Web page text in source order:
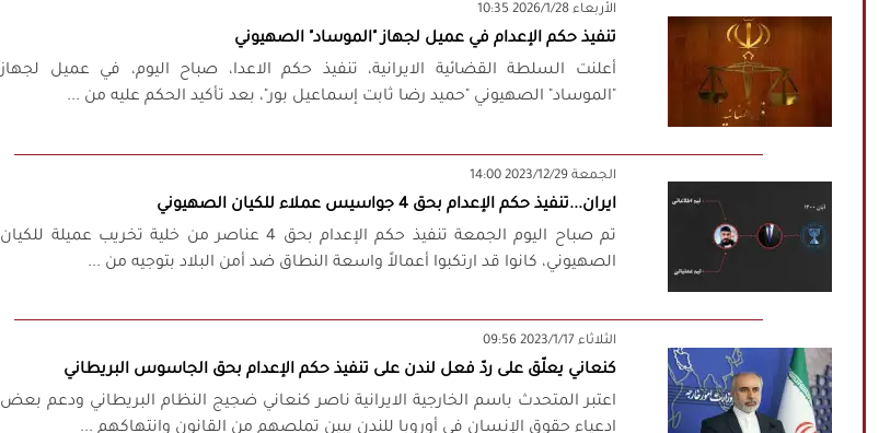
‫‫الأربعاء‬‬ 2026/1/28 10:35
تنفيذ حكم الإعدام في عميل لجهاز "الموساد" الصهيوني
أعلنت السلطة القضائية الايرانية، تنفيذ حكم الاعدا، صباح اليوم، في عميل لجهاز
"الموساد" الصهيوني "حميد رضا ثابت إسماعيل بور"، بعد تأكيد الحكم عليه من ...
‫‫الجمعة‬‬ 2023/12/29 14:00
ايران...تنفيذ حكم الإعدام بحق 4 جواسيس عملاء للكيان الصهيوني
تم صباح اليوم الجمعة تنفيذ حكم الإعدام بحق 4 عناصر من خلية تخريب عميلة للكيان
الصهيوني، كانوا قد ارتكبوا أعمالاً واسعة النطاق ضد أمن البلاد بتوجيه من ...
‫‫الثلاثاء‬‬ 2023/1/17 09:56
كنعاني يعلّق على ردّ فعل لندن على تنفيذ حكم الإعدام بحق الجاسوس البريطاني
اعتبر المتحدث باسم الخارجية الايرانية ناصر كنعاني ضجيج النظام البريطاني ودعم بعض
ادعياء حقوق الإنسان في أوروبا للندن يبين تملصهم من القانون وانتهاكهم ...